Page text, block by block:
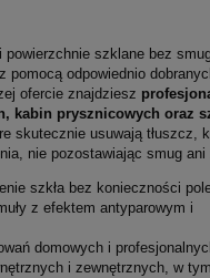
powierzchnie szklane bez
pomocą odpowiednio
ofercie znajdziesz
kabin prysznicowych oraz
skutecznie usuwają tłuszcz,
nie pozostawiając smug ani
szkła bez konieczności
z efektem antyparowym i
domowych i
i zewnętrznych, w